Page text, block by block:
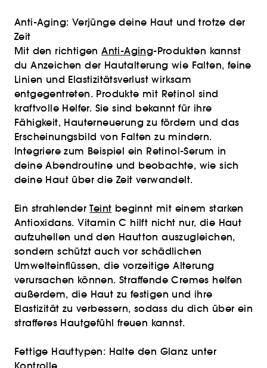
Anti-Aging: Verjünge deine Haut und trotze der
Zeit
Mit den richtigenAnti-Aging-Produkten kannst
du Anzeichen der Hautalterung wie Falten, feine
Linien und Elastizitätsverlust wirksam
entgegentreten. Produkte mit Retinol sind
kraftvolle Helfer. Sie sind bekannt für ihre
Fähigkeit, Hauterneuerung zu fördern und das
Erscheinungsbild von Falten zu mindern.
Integriere zum Beispiel ein Retinol-Serum in
deine Abendroutine und beobachte, wie sich
deine Haut über die Zeit verwandelt.
Ein strahlenderTeint beginnt mit einem starken
Antioxidans. Vitamin C hilft nicht nur, die Haut
aufzuhellen und den Hautton auszugleichen,
sondern schützt auch vor schädlichen
Umwelteinflüssen, die vorzeitige Alterung
verursachen können. Straffende Cremes helfen
außerdem, die Haut zu festigen und ihre
Elastizität zu verbessern, sodass du dich über ein
strafferes Hautgefühl freuen kannst.
Fettige Hauttypen: Halte den Glanz unter
Kontrolle